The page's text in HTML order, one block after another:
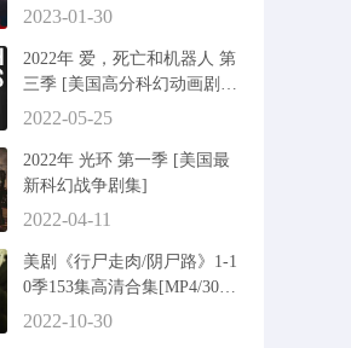
2023-01-30
2022年 爱，死亡和机器人 第
三季 [美国高分科幻动画剧
集]
2022-05-25
2022年 光环 第一季 [美国最
新科幻战争剧集]
2022-04-11
美剧《行尸走肉/阴尸路》1-1
0季153集高清合集[MP4/305G
B]
2022-10-30